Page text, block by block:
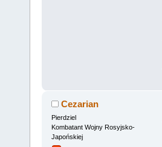
Cezarian
Pierdziel
Kombatant Wojny Rosyjsko-
Japońskiej